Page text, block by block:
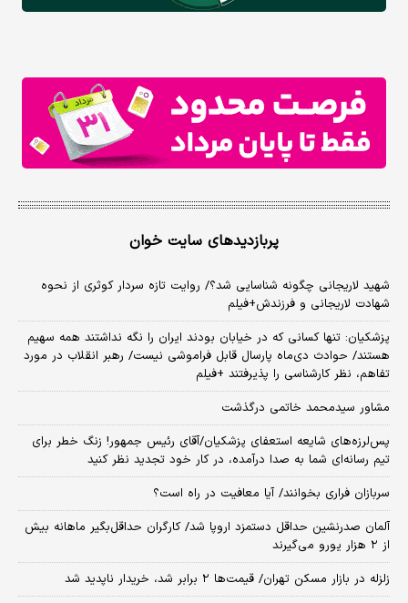
پربازدیدهای سایت خوان
شهید لاریجانی چگونه شناسایی شد؟/ روایت تازه سردار کوثری از نحوه
شهادت لاریجانی و فرزندش+فیلم
پزشکیان: تنها کسانی که در خیابان بودند ایران را نگه نداشتند همه سهیم
هستند/ حوادث دی‌ماه پارسال قابل فراموشی نیست/ رهبر انقلاب در مورد
تفاهم، نظر کارشناسی را پذیرفتند +فیلم
مشاور سیدمحمد خاتمی درگذشت
پس‌لرزه‌های شایعه استعفای پزشکیان/آقای رئیس جمهور! زنگ خطر برای
تیم رسانه‌ای شما به صدا درآمده، در کار خود تجدید نظر کنید
سربازان فراری بخوانند/ آیا معافیت در راه است؟
آلمان صدرنشین حداقل دستمزد اروپا شد/ کارگران حداقل‌بگیر ماهانه بیش
از ۲ هزار یورو می‌گیرند
زلزله در بازار مسکن تهران/ قیمت‌ها ۲ برابر شد، خریدار ناپدید شد